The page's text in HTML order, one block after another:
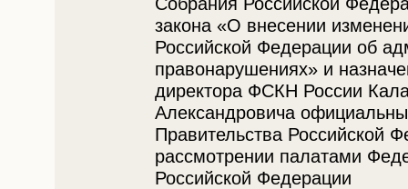
закона «О внесении
Российской Федерации об
правонарушениях» и
директора ФСКН России
Александровича
Правительства Российской
рассмотрении палатами
Российской Федерации